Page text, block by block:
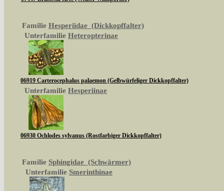
Familie Hesperiidae (Dickkopffalter)
Unterfamilie Heteropterinae
06919 Carterocephalus palaemon (Gelbwürfeliger Dickkopffalter)
Unterfamilie Hesperiinae
06930 Ochlodes sylvanus (Rostfarbiger Dickkopffalter)
Familie Sphingidae (Schwärmer)
Unterfamilie Smerinthinae